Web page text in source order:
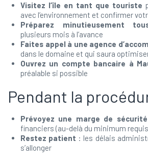
Visitez l’île en tant que touriste
avec l’environnement et confirmer
Préparez minutieusement
plusieurs mois à l’avance
Faites appel à une agence
dans le domaine et qui saura
Ouvrez un compte bancaire à
préalable si possible
Pendant la
Prévoyez une marge de sécurité
financiers (au-delà du minimum
Restez patient : les délais
s’allonger